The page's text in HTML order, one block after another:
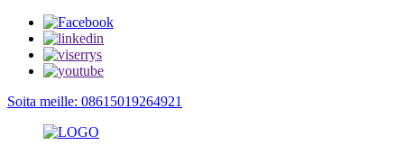
Soita meille: 08615019264921